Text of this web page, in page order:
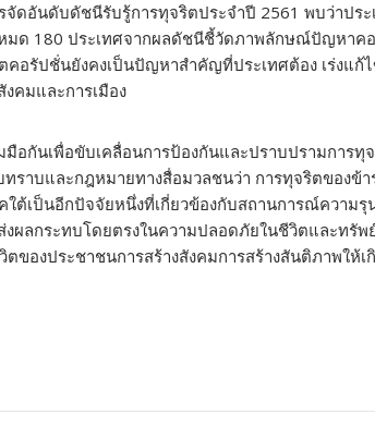
จัดอันดับดัชนีรับรู้การทุจริตประจําปี 2561 พบว่าปร
ด 180 ประเทศจากผลดัชนีชี้วัดภาพลักษณ์ปัญหาค
คอรัปชั่นยังคงเป็นปัญหาสำคัญที่ประเทศต้อง เร่งแก้
คมและการเมือง
อกันเพื่อขับเคลื่อนการป้องกันและปราบปรามการทุ
ราบและกฎหมายทางสื่อมวลชนว่า การทุจริตของข้า
ต้เป็นอีกปัจจัยหนึ่งที่เกี่ยวข้องกับสถานการณ์ความ
ลกระทบโดยตรงในความปลอดภัยในชีวิตและทรัพ
องประชาชนการสร้างสังคมการสร้างสันติภาพให้